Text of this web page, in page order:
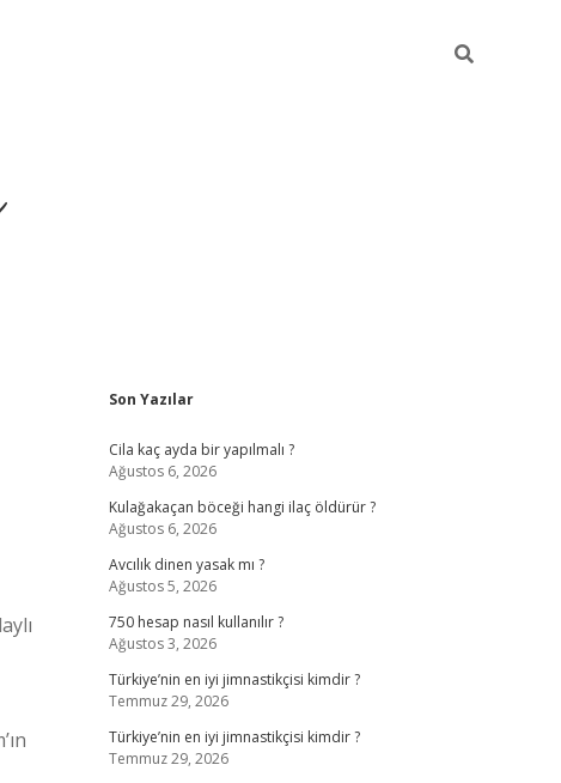
Sidebar
Son Yazılar
Cila kaç ayda bir yapılmalı ?
Ağustos 6, 2026
Kulağakaçan böceği hangi ilaç öldürür ?
Ağustos 6, 2026
Avcılık dinen yasak mı ?
Ağustos 5, 2026
750 hesap nasıl kullanılır ?
Ağustos 3, 2026
Türkiye’nin en iyi jimnastikçisi kimdir ?
Temmuz 29, 2026
Türkiye’nin en iyi jimnastikçisi kimdir ?
Temmuz 29, 2026